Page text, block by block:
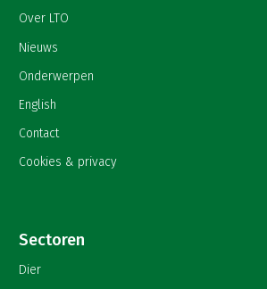
Over LTO
Nieuws
Onderwerpen
English
Contact
Cookies & privacy
Sectoren
Dier